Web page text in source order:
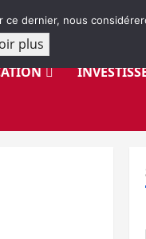
dernier, nous
plus